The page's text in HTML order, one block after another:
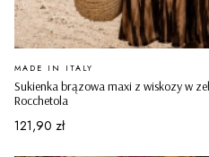
Sukienka brązowa maxi z wiskozy w
Rocchetola
PRODUCENT
MADE IN ITALY
Cena
121,90 zł